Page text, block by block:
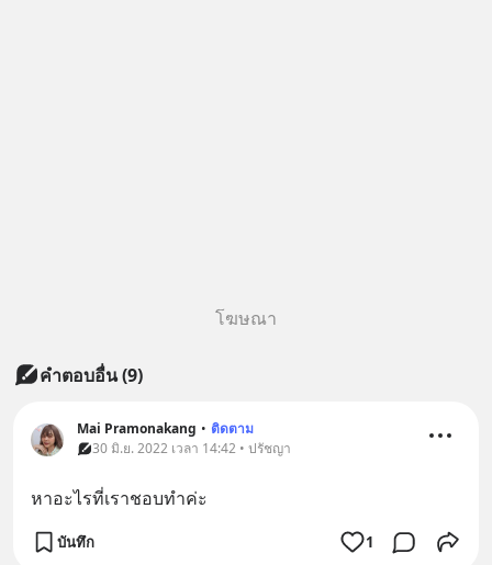
โฆษณา
คำตอบอื่น(9)
Mai Pramonakang • ติดตาม
30 มิ.ย. 2022 เวลา 14:42 • ปรัชญา
หาอะไรที่เราชอบทำค่ะ
บันทึก 1